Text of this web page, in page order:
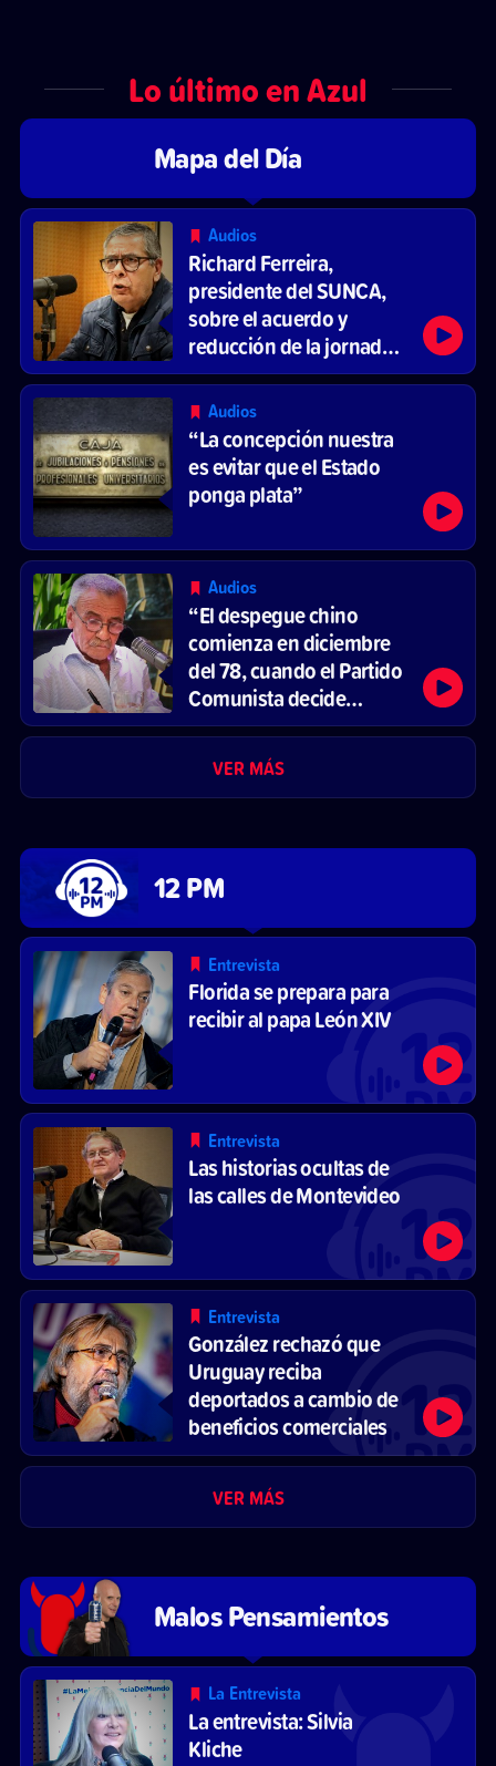
Lo último en Azul
Mapa del Día
Audios
Richard Ferreira,
presidente del SUNCA,
sobre el acuerdo y
reducción de la jornada
laboral
Audios
“La concepción nuestra
es evitar que el Estado
ponga plata”
Audios
“El despegue chino
comienza en diciembre
del 78, cuando el Partido
Comunista decide
reformar el sistema
económico y abrirse al
mercado”
VER MÁS
12 PM
Entrevista
Florida se prepara para
recibir al papa León XIV
Entrevista
Las historias ocultas de
las calles de Montevideo
Entrevista
González rechazó que
Uruguay reciba
deportados a cambio de
beneficios comerciales
VER MÁS
Malos Pensamientos
La Entrevista
La entrevista: Silvia
Kliche